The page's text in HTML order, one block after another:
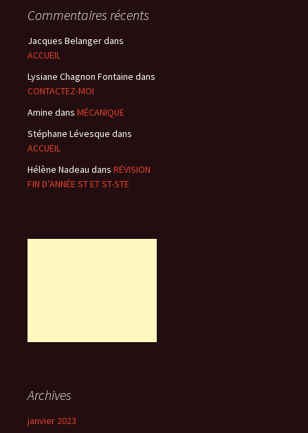
Commentaires récents
Jacques Belangerdans
ACCUEIL
Lysiane Chagnon Fontaine dans
CONTACTEZ-MOI
Amine dans MÉCANIQUE
Stéphane Lévesque dans
ACCUEIL
Hélène Nadeau dans RÉVISION
FIN D’ANNÉE ST ET ST-STE
Archives
janvier 2023